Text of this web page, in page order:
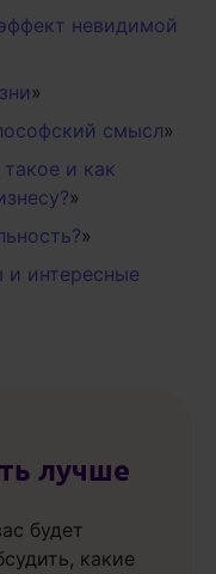
невидимой
»
смысл»
и как
»
»
интересные
лучше
будет
какие